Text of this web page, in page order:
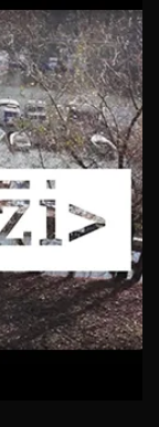
govora